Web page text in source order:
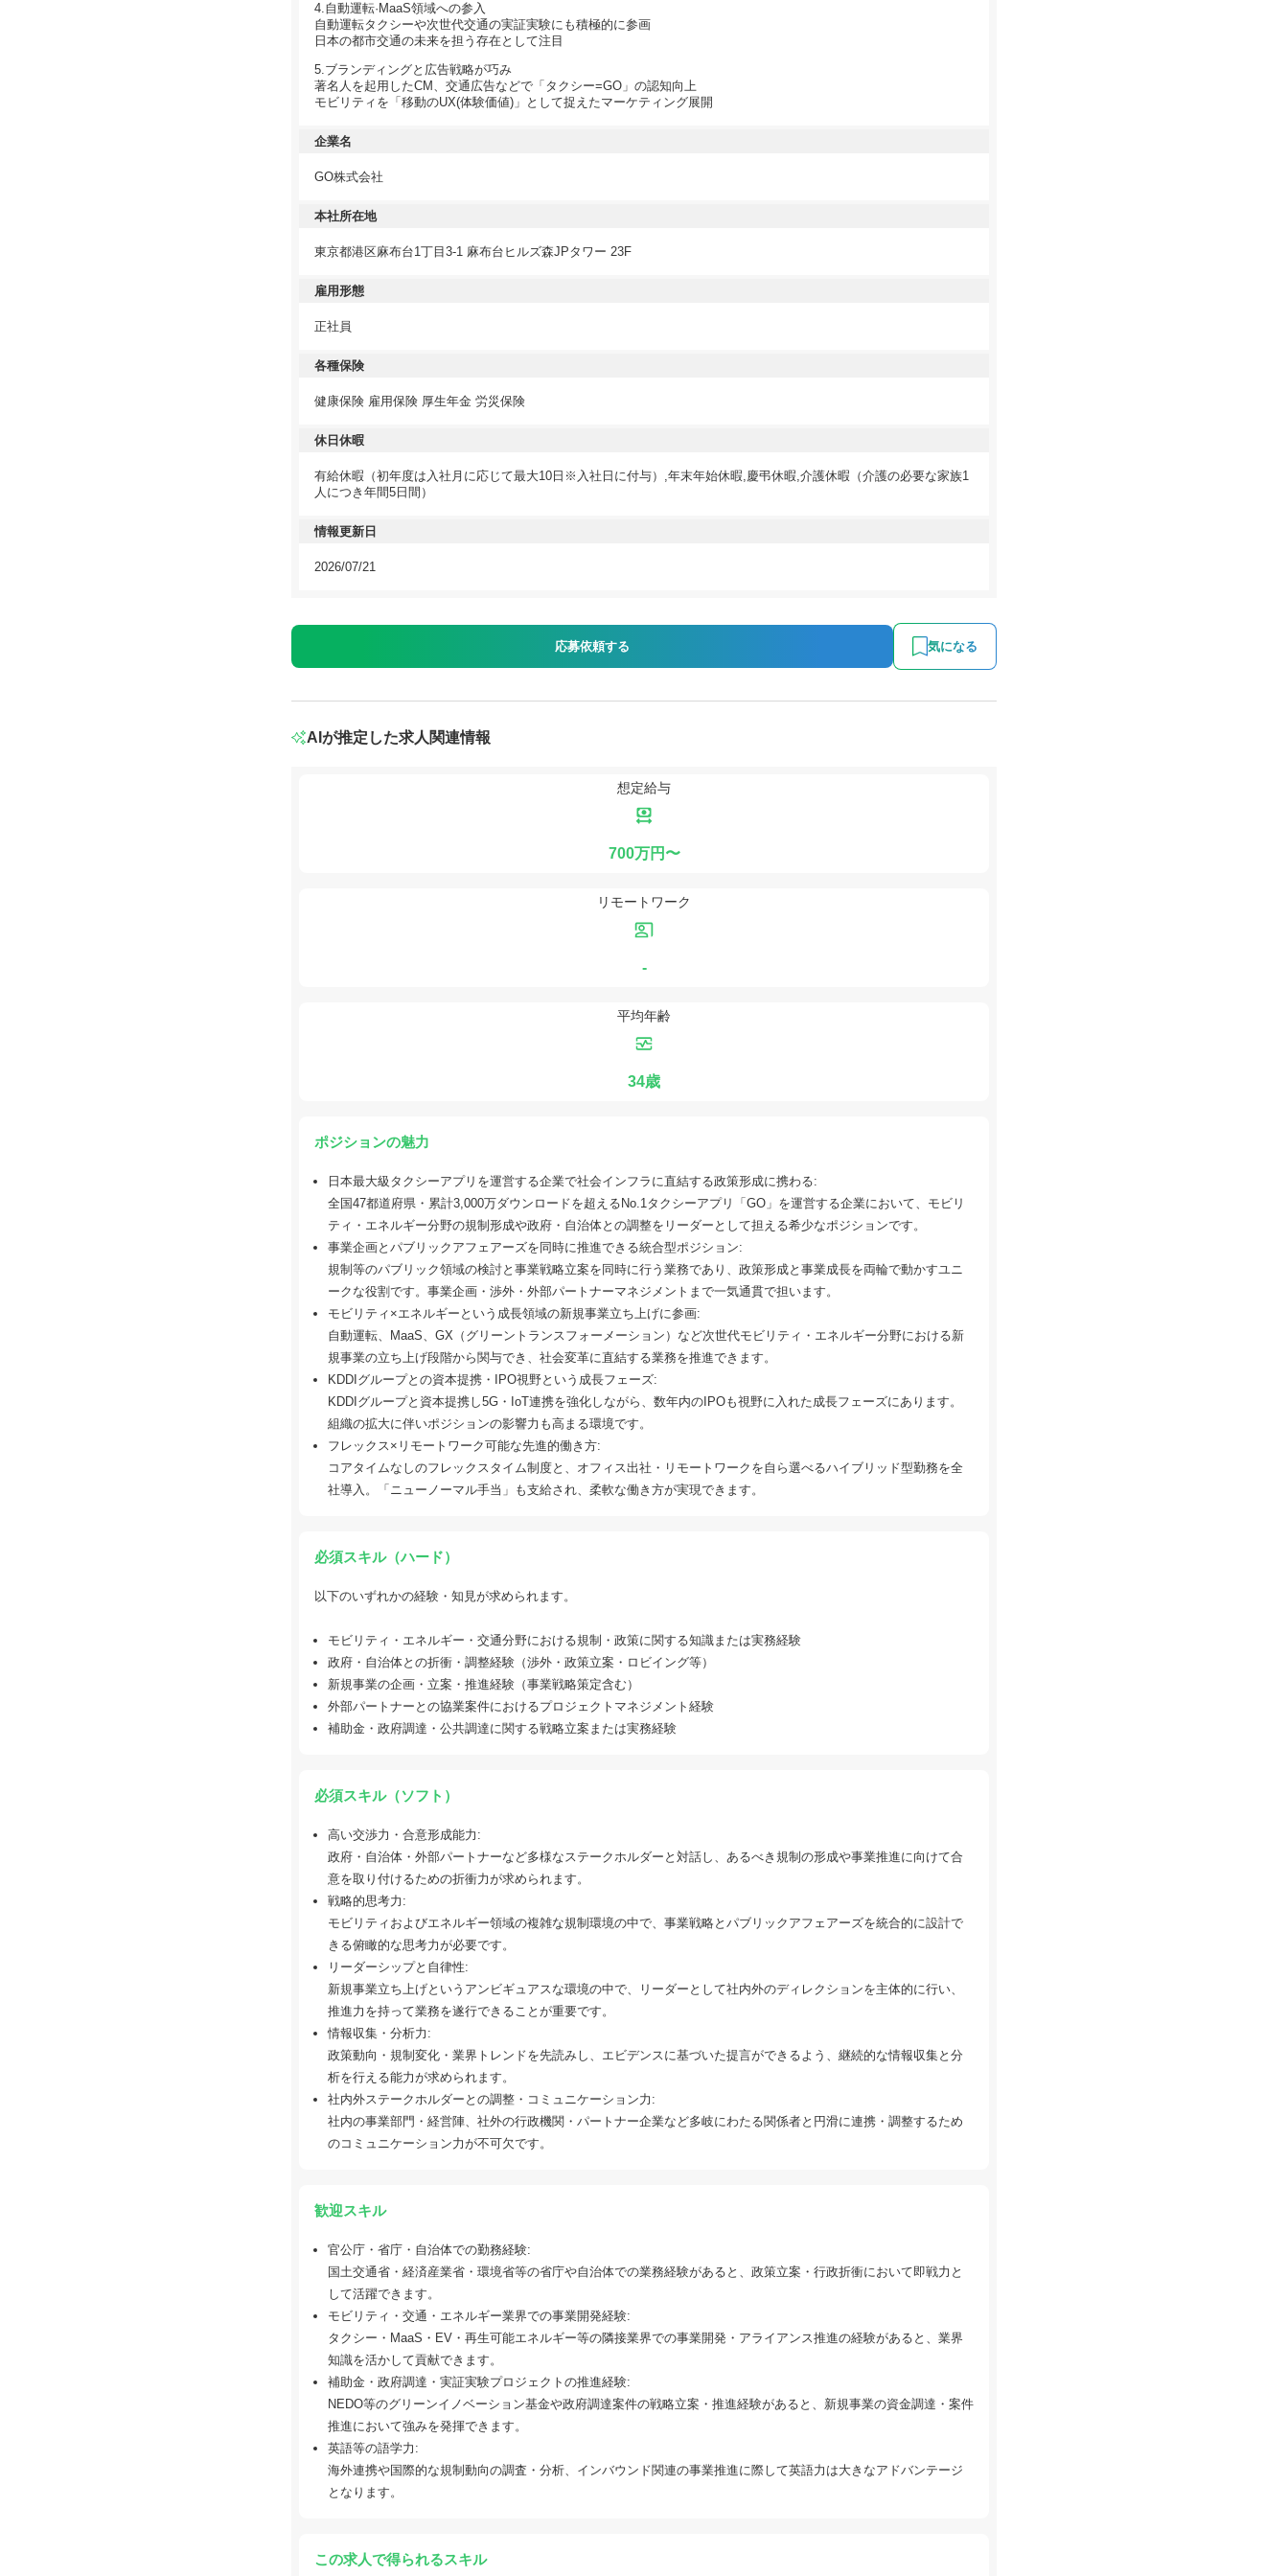
4.自動運転·MaaS領域への参入
自動運転タクシーや次世代交通の実証実験にも積極的に参画
日本の都市交通の未来を担う存在として注目
5.ブランディングと広告戦略が巧み
著名人を起用したCM、交通広告などで「タクシー=GO」の認知向上
モビリティを「移動のUX(体験価値)」として捉えたマーケティング展開
企業名
GO株式会社
本社所在地
東京都港区麻布台1丁目3-1 麻布台ヒルズ森JPタワー 23F
雇用形態
正社員
各種保険
健康保険 雇用保険 厚生年金 労災保険
休日休暇
有給休暇（初年度は入社月に応じて最大10日※入社日に付与）,年末年始休暇,慶弔休暇,介護休暇（介護の必要な家族1
人につき年間5日間）
情報更新日
2026/07/21
応募依頼する 気になる
AIが推定した求人関連情報
想定給与
700万円〜
リモートワーク
-
平均年齢
34歳
ポジションの魅力
日本最大級タクシーアプリを運営する企業で社会インフラに直結する政策形成に携わる:
全国47都道府県・累計3,000万ダウンロードを超えるNo.1タクシーアプリ「GO」を運営する企業において、モビリ
ティ・エネルギー分野の規制形成や政府・自治体との調整をリーダーとして担える希少なポジションです。
事業企画とパブリックアフェアーズを同時に推進できる統合型ポジション:
規制等のパブリック領域の検討と事業戦略立案を同時に行う業務であり、政策形成と事業成長を両輪で動かすユニ
ークな役割です。事業企画・渉外・外部パートナーマネジメントまで一気通貫で担います。
モビリティ×エネルギーという成長領域の新規事業立ち上げに参画:
自動運転、MaaS、GX（グリーントランスフォーメーション）など次世代モビリティ・エネルギー分野における新
規事業の立ち上げ段階から関与でき、社会変革に直結する業務を推進できます。
KDDIグループとの資本提携・IPO視野という成長フェーズ:
KDDIグループと資本提携し5G・IoT連携を強化しながら、数年内のIPOも視野に入れた成長フェーズにあります。
組織の拡大に伴いポジションの影響力も高まる環境です。
フレックス×リモートワーク可能な先進的働き方:
コアタイムなしのフレックスタイム制度と、オフィス出社・リモートワークを自ら選べるハイブリッド型勤務を全
社導入。「ニューノーマル手当」も支給され、柔軟な働き方が実現できます。
必須スキル（ハード）
以下のいずれかの経験・知見が求められます。
モビリティ・エネルギー・交通分野における規制・政策に関する知識または実務経験
政府・自治体との折衝・調整経験（渉外・政策立案・ロビイング等）
新規事業の企画・立案・推進経験（事業戦略策定含む）
外部パートナーとの協業案件におけるプロジェクトマネジメント経験
補助金・政府調達・公共調達に関する戦略立案または実務経験
必須スキル（ソフト）
高い交渉力・合意形成能力:
政府・自治体・外部パートナーなど多様なステークホルダーと対話し、あるべき規制の形成や事業推進に向けて合
意を取り付けるための折衝力が求められます。
戦略的思考力:
モビリティおよびエネルギー領域の複雑な規制環境の中で、事業戦略とパブリックアフェアーズを統合的に設計で
きる俯瞰的な思考力が必要です。
リーダーシップと自律性:
新規事業立ち上げというアンビギュアスな環境の中で、リーダーとして社内外のディレクションを主体的に行い、
推進力を持って業務を遂行できることが重要です。
情報収集・分析力:
政策動向・規制変化・業界トレンドを先読みし、エビデンスに基づいた提言ができるよう、継続的な情報収集と分
析を行える能力が求められます。
社内外ステークホルダーとの調整・コミュニケーション力:
社内の事業部門・経営陣、社外の行政機関・パートナー企業など多岐にわたる関係者と円滑に連携・調整するため
のコミュニケーション力が不可欠です。
歓迎スキル
官公庁・省庁・自治体での勤務経験:
国土交通省・経済産業省・環境省等の省庁や自治体での業務経験があると、政策立案・行政折衝において即戦力と
して活躍できます。
モビリティ・交通・エネルギー業界での事業開発経験:
タクシー・MaaS・EV・再生可能エネルギー等の隣接業界での事業開発・アライアンス推進の経験があると、業界
知識を活かして貢献できます。
補助金・政府調達・実証実験プロジェクトの推進経験:
NEDO等のグリーンイノベーション基金や政府調達案件の戦略立案・推進経験があると、新規事業の資金調達・案件
推進において強みを発揮できます。
英語等の語学力:
海外連携や国際的な規制動向の調査・分析、インバウンド関連の事業推進に際して英語力は大きなアドバンテージ
となります。
この求人で得られるスキル